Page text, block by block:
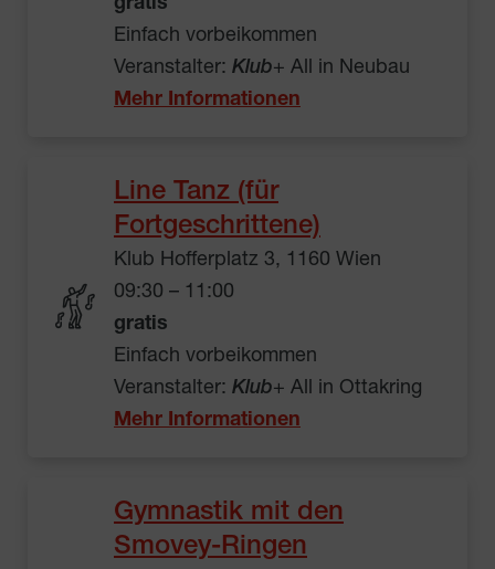
gratis
Einfach vorbeikommen
Veranstalter: Klub+ All in Neubau
Mehr Informationen
Line Tanz (für
Fortgeschrittene)
Klub Hofferplatz 3, 1160 Wien
09:30 – 11:00
gratis
Einfach vorbeikommen
Veranstalter: Klub+ All in Ottakring
Mehr Informationen
Gymnastik mit den
Smovey-Ringen